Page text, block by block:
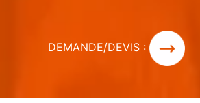
DEMANDE/DEVIS :